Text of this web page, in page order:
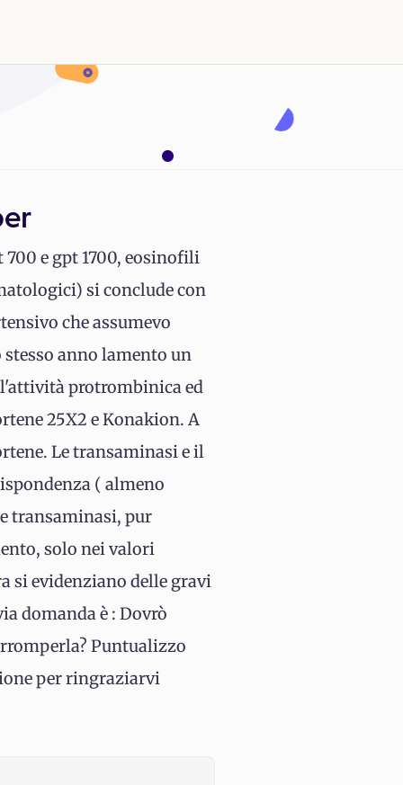
e gpt 1700, eosinofili
si conclude con
che assumevo
anno lamento un
protrombinica ed
25X2 e Konakion. A
Le transaminasi e il
( almeno
transaminasi, pur
solo nei valori
si evidenziano delle gravi
domanda è : Dovrò
Puntualizzo
per ringraziarvi